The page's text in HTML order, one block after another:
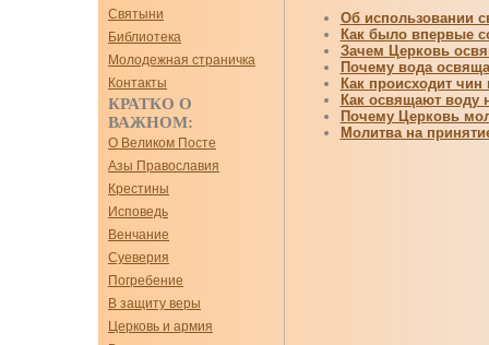
Святыни
Библиотека
Молодежная страничка
Контакты
КРАТКО О
ВАЖНОМ:
О Великом Посте
Азы Православия
Крестины
Исповедь
Венчание
Суеверия
Погребение
В защиту веры
Церковь и армия
Об использовании
Как было впервые
Зачем Церковь
Почему вода
Как происходит
Как освящают воду
Почему Церковь
Молитва на